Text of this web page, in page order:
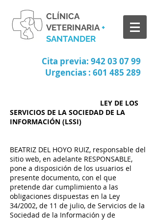
CLÍNICA
VETERINARIA+
SANTANDER
Cita previa: 942 03 07 99
Urgencias : 601 485 289
LEY DE LOS
SERVICIOS DE LA SOCIEDAD DE LA
INFORMACIÓN (LSSI)
BEATRIZ DEL HOYO RUIZ, responsable del
sitio web, en adelante RESPONSABLE,
pone a disposición de los usuarios el
presente documento, con el que
pretende dar cumplimiento a las
obligaciones dispuestas en la Ley
34/2002, de 11 de julio, de Servicios de la
Sociedad de la Información y de